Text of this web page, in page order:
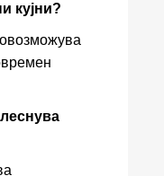
кујни?